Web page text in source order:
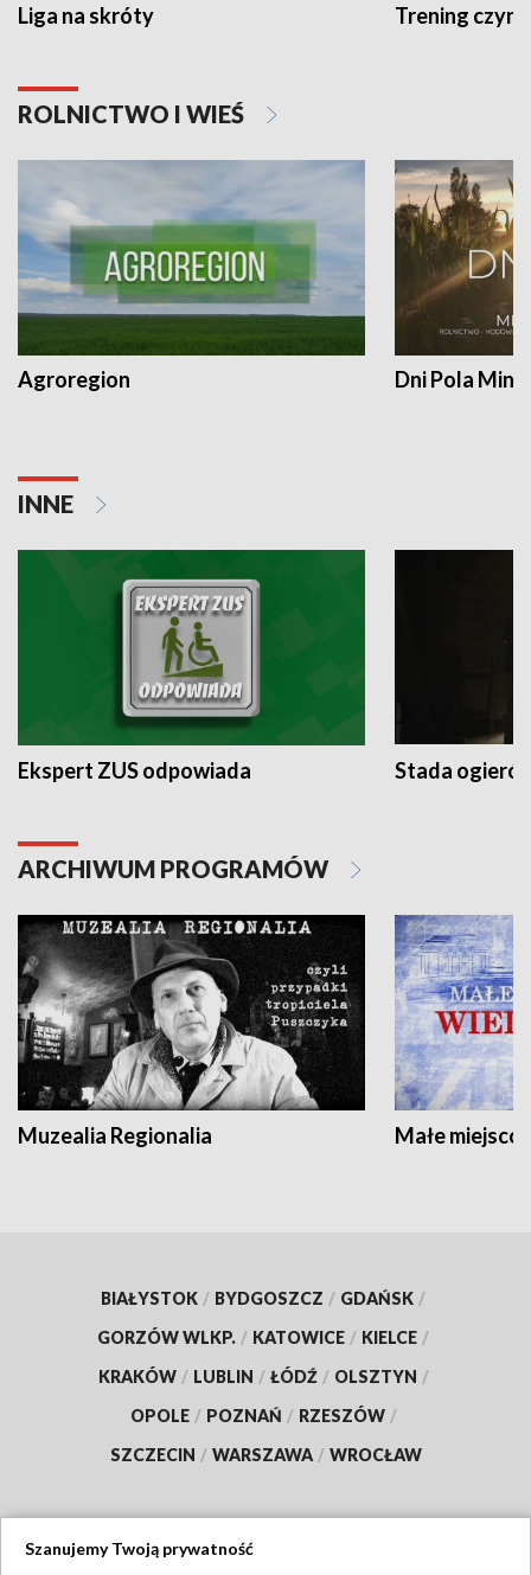
Liga na skróty Trening czyni
ROLNICTWO I WIEŚ
Agroregion Dni Pola
INNE
Ekspert ZUS odpowiada Stada
ARCHIWUM PROGRAMÓW
Muzealia Regionalia Małe
BIAŁYSTOK / BYDGOSZCZ / GDAŃSK /
GORZÓW WLKP. / KATOWICE / KIELCE /
KRAKÓW / LUBLIN / ŁÓDŹ / OLSZTYN /
OPOLE / POZNAŃ / RZESZÓW /
SZCZECIN / WARSZAWA / WROCŁAW
Szanujemy Twoją prywatność